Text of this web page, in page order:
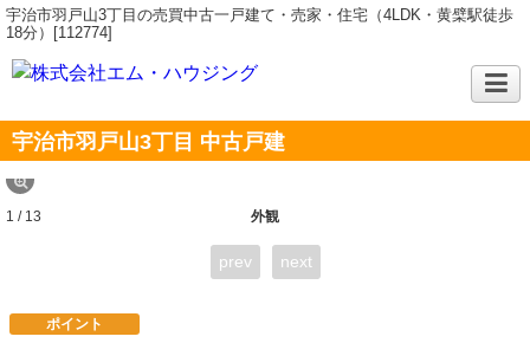
宇治市羽戸山3丁目の売買中古一戸建て・売家・住宅（4LDK・黄檗駅徒歩
18分）[112774]
宇治市羽戸山3丁目 中古戸建
外観
1 / 13
prev next
ポイント